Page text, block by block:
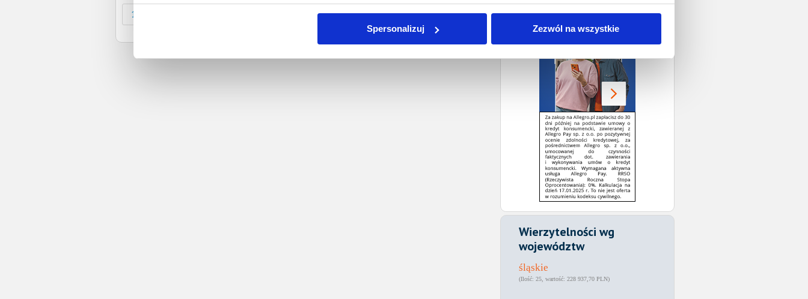
Spersonalizuj Zezwól na wszystkie
1
Wierzytelności wg
województw
śląskie
25 228 937,70 PLN